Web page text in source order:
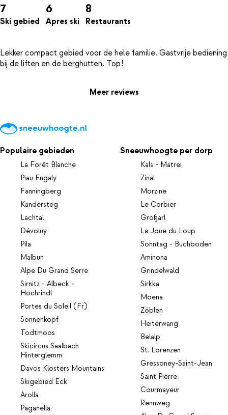
7
Ski gebied
6
Apres ski
8
Restaurants
Lekker compact gebied voor de hele familie. Gastvrije bediening
Meer reviews
Populaire gebieden
La Forêt Blanche
Piau Engaly
Fanningberg
Kandersteg
Lachtal
Dévoluy
Pila
Malbun
Alpe Du Grand Serre
Sirnitz - Albeck -
Hochrindl
Portes du Soleil (Fr)
Sonnenkopf
Todtmoos
Skicircus Saalbach
Hinterglemm
Davos Klosters Mountains
Skigebied Eck
Arolla
Paganella
Sneeuwhoogte per dorp
Kals - Matrei
Zinal
Morzine
Le Corbier
Großarl
La Joue du Loup
Sonntag - Buchboden
Aminona
Grindelwald
Sirkka
Moena
Zöblen
Heiterwang
Belalp
St. Lorenzen
Gressoney-Saint-Jean
Saint Pierre
Courmayeur
Rennweg